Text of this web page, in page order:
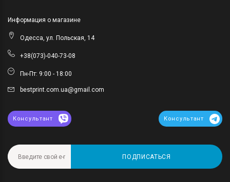
Информация о магазине
Одесса, ул. Польская, 14
+38(073)-040-73-08
Пн-Пт: 9:00 - 18:00
bestprint.com.ua@gmail.com
Консультант Консультант
ПОДПИСАТЬСЯ